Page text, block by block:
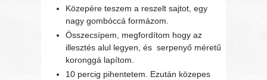
Közepére teszem a reszelt sajtot, egy
nagy gombóccá formázom.
Összecsípem, megfordítom hogy az
illesztés alul legyen, és serpenyő méretű
koronggá lapítom.
10 percig pihentetem. Ezután közepes